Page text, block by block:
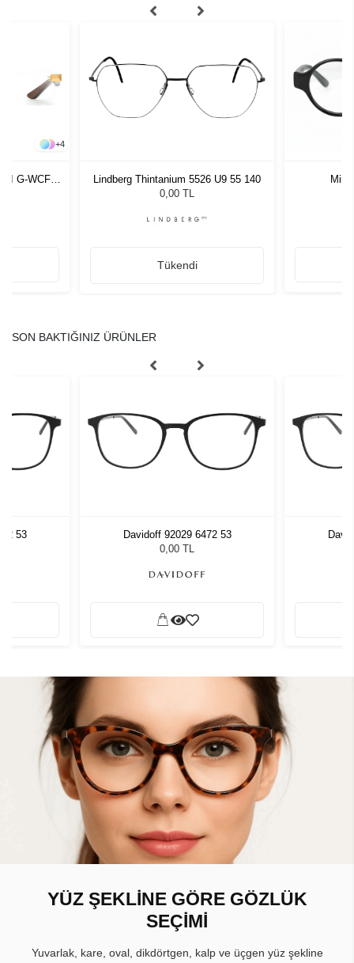
+4
G-WCF-
Lindberg Thintanium 5526 U9 55 140
0,00 TL
Tükendi
SON BAKTIĞINIZ ÜRÜNLER
53
Davidoff 92029 6472 53
0,00 TL
YÜZ ŞEKLİNE GÖRE GÖZLÜK
SEÇİMİ
Yuvarlak, kare, oval, dikdörtgen, kalp ve üçgen yüz şekline